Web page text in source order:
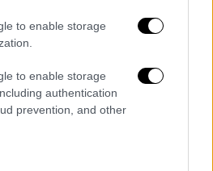
to enable storage
to enable storage
authentication
prevention, and other